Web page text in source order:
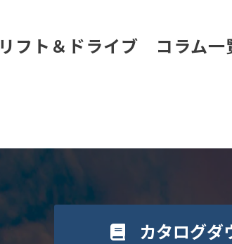
リフト＆ドライブ　コラム一
カタログダ